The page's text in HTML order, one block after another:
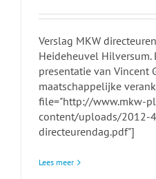
Verslag MKW
Heideheuvel Hilversum.
presentatie van Vincent
maatschappelijke
file="http://www.mkw-
content/uploads/2012-
directeurendag.pdf"]
Lees meer